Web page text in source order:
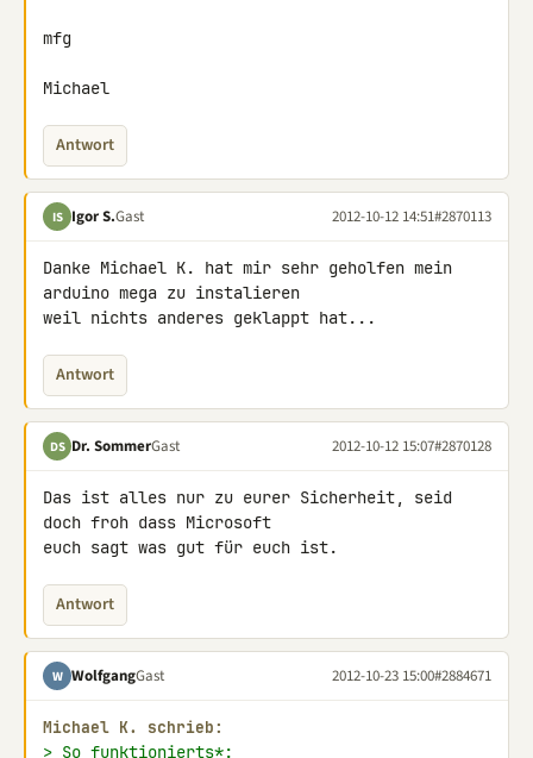
mfg
Michael
Antwort
IS Igor S.Gast 2012-10-12 14:51#2870113
Danke Michael K. hat mir sehr geholfen mein
arduino mega zu instalieren
weil nichts anderes geklappt hat...
Antwort
DS Dr. SommerGast 2012-10-12 15:07#2870128
Das ist alles nur zu eurer Sicherheit, seid
doch froh dass Microsoft
euch sagt was gut für euch ist.
Antwort
W WolfgangGast 2012-10-23 15:00#2884671
Michael K. schrieb:
> So funktionierts*: